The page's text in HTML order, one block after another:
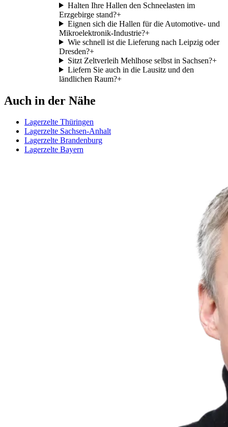
Halten Ihre Hallen den Schneelasten im
Erzgebirge stand?+
Eignen sich die Hallen für die Automotive- und
Mikroelektronik-Industrie?+
Wie schnell ist die Lieferung nach Leipzig oder
Dresden?+
Sitzt Zeltverleih Mehlhose selbst in Sachsen?+
Liefern Sie auch in die Lausitz und den
ländlichen Raum?+
Auch in der Nähe
Lagerzelte Thüringen
Lagerzelte Sachsen-Anhalt
Lagerzelte Brandenburg
Lagerzelte Bayern